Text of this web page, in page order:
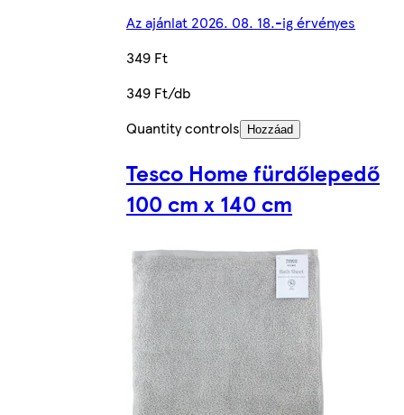
Az ajánlat 2026. 08. 18.-ig érvényes
349 Ft
349 Ft/db
Quantity controls
Hozzáad
Tesco Home fürdőlepedő
100 cm x 140 cm